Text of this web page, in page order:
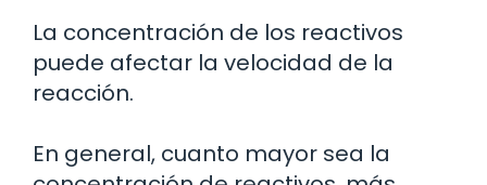
La concentración de los reactivos
puede afectar la velocidad de la
reacción.
En general, cuanto mayor sea la